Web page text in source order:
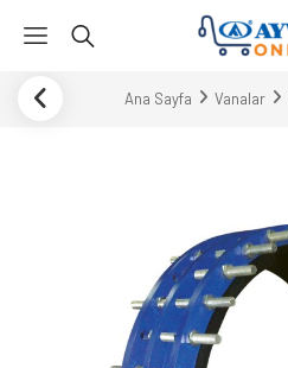
Ana Sayfa Vanalar